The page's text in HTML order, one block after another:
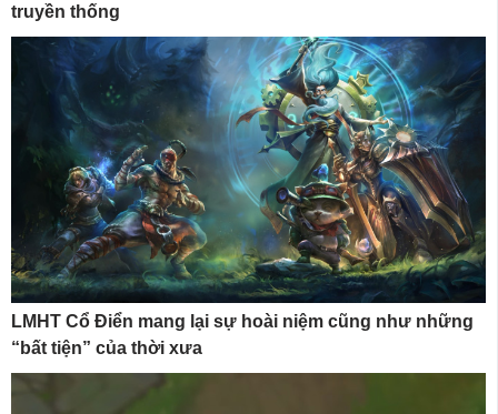
truyền thống
LMHT Cổ Điển mang lại sự hoài niệm cũng như những
“bất tiện” của thời xưa